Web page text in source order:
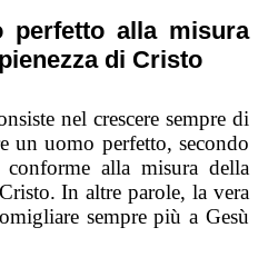
perfetto alla misura
di Cristo
nel crescere sempre di
un uomo perfetto, secondo
alla misura della
In altre parole, la vera
sempre più a Gesù